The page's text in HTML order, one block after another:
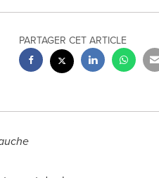
PARTAGER CET ARTICLE